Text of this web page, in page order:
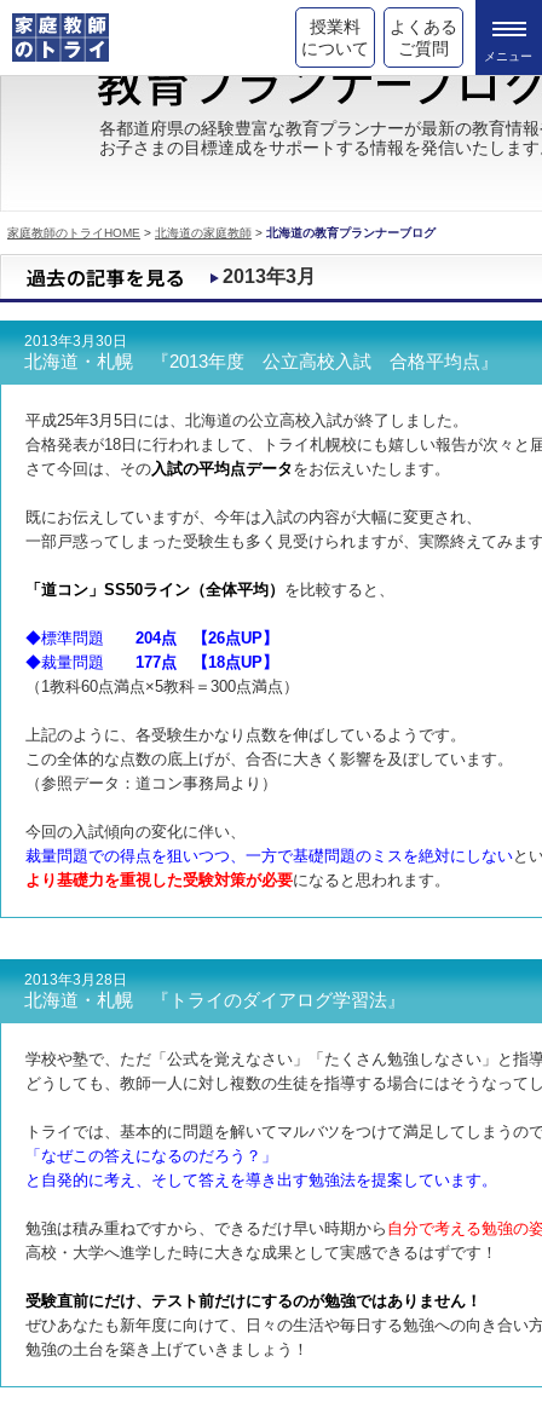
授業料
について
よくある
ご質問
トライの教育理念
成績が上がる理由
都道府県別情報
合格体験談
キャンペーン情報
各都道府県の経験豊富な教育プランナーが最新の教育情
お子さまの目標達成をサポートする情報を発信いたしま
家庭教師のトライHOME > 北海道の家庭教師 > 北海道の教育プランナーブログ
2013年3月
2013年3月30日
北海道・札幌 『2013年度 公立高校入試 合格平均点』
平成25年3月5日には、北海道の公立高校入試が終了しました。
合格発表が18日に行われまして、トライ札幌校にも嬉しい報告が次々と
さて今回は、その入試の平均点データをお伝えいたします。
既にお伝えしていますが、今年は入試の内容が大幅に変更され、
一部戸惑ってしまった受験生も多く見受けられますが、 実際終えてみま
「道コン」SS50ライン（全体平均） を比較すると、
◆標準問題
204点 【26点UP】
◆裁量問題
177点 【18点UP】
（1教科60点満点×5教科＝300点満点）
上記のように、各受験生かなり点数を伸ばしているようです。
この全体的な点数の底上げが、合否に大きく影響を及ぼしています。
（参照データ：道コン事務局より）
今回の入試傾向の変化に伴い、
裁量問題での得点を狙いつつ、一方で基礎問題のミスを絶対にしないと
より基礎力を重視した受験対策が必要になると思われます。
2013年3月28日
北海道・札幌 『トライのダイアログ学習法』
学校や塾で、 ただ「公式を覚えなさい」「たくさん勉強しなさい」と指
どうしても、教師一人に対し複数の生徒を指導する場合にはそうなって
トライでは、基本的に問題を解いてマルバツをつけて満足してしまうの
「なぜこの答えになるのだろう？」
と自発的に考え、そして答えを導き出す勉強法を提案しています。
勉強は積み重ねですから、できるだけ早い時期から 自分で考える勉強の
高校・大学へ進学した時に大きな成果として実感できるはずです！
受験直前にだけ、テスト前だけにするのが勉強ではありません！
ぜひあなたも新年度に向けて、日々の生活や毎日する勉強への向き合い
勉強の土台を築き上げていきましょう！